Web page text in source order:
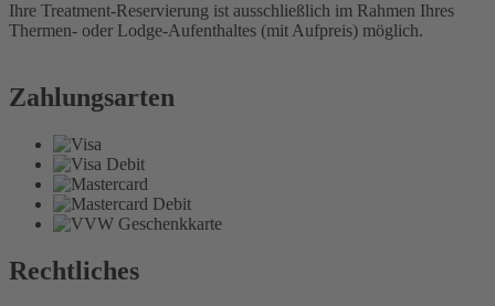
Ihre Treatment-Reservierung ist ausschließlich im Rahmen Ihres
Thermen- oder Lodge-Aufenthaltes (mit Aufpreis) möglich.
Zahlungsarten
Rechtliches